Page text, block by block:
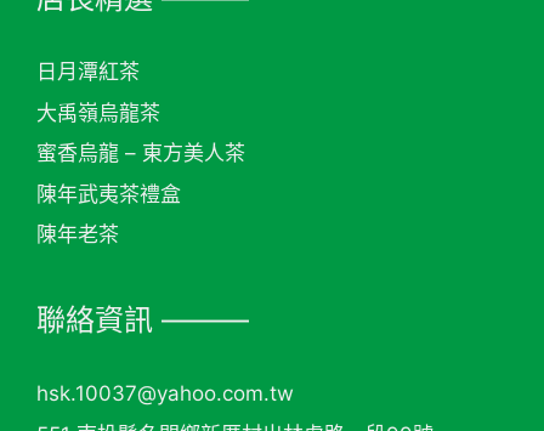
日月潭紅茶
大禹嶺烏龍茶
蜜香烏龍 – 東方美人茶
陳年武夷茶禮盒
陳年老茶
聯絡資訊 ———
hsk.10037@yahoo.com.tw